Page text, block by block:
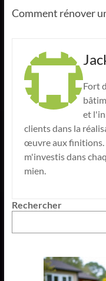
Comment rénover
Fort
et
clients dans la
œuvre aux finitions.
m'investis dans
mien.
Rechercher